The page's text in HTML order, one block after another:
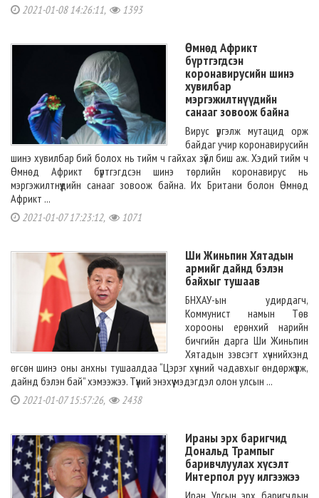
2021-01-08 14:26:11, 1393
Өмнөд Африкт
бүртгэгдсэн
коронавирусийн шинэ
хувилбар
мэргэжилтнүүдийн
санааг зовоож байна
Вирус үргэлж мутацид орж
байдаг учир коронавирусийн
шинэ хувилбар бий болох нь тийм ч гайхах зүйл биш аж. Хэдий тийм ч
Өмнөд Африкт бүртгэгдсэн шинэ төрлийн коронавирус нь
мэргэжилтнүүдийн санааг зовоож байна. Их Британи болон Өмнөд
Африкт ...
2021-01-07 17:23:12, 1071
Ши Жиньпин Хятадын
армийг дайнд бэлэн
байхыг тушаав
БНХАУ-ын удирдагч,
Коммунист намын Төв
хорооны ерөнхий нарийн
бичгийн дарга Ши Жиньпин
Хятадын зэвсэгт хүчнийхэнд
өгсөн шинэ оны анхны тушаалдаа “Цэрэг хүчний чадавхыг өндөржүүлж,
дайнд бэлэн бай” хэмээжээ. Түүний энэхүү мэдэгдэл олон улсын ...
2021-01-07 15:57:26, 2438
Ираны эрх баригчид
Дональд Трампыг
баривчлуулах хүсэлт
Интерпол руу илгээжээ
Иран Улсын эрх баригчдын